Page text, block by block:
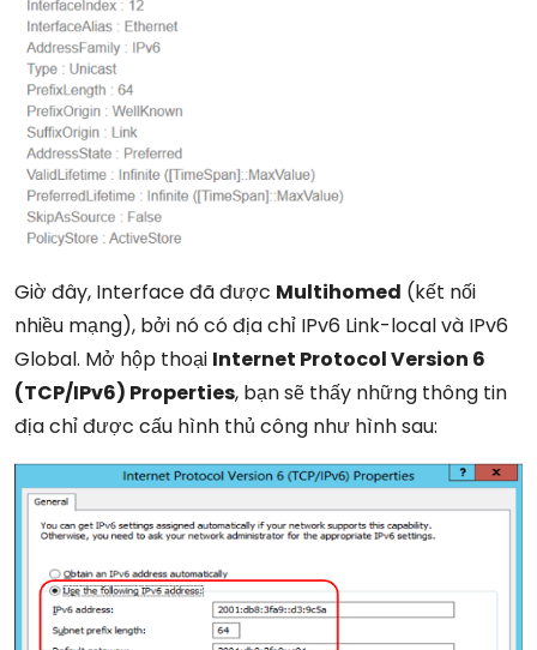
Giờ đây, Interface đã được Multihomed (kết nối
nhiều mạng), bởi nó có địa chỉ IPv6 Link-local và IPv6
Global. Mở hộp thoại Internet Protocol Version 6
(TCP/IPv6) Properties, bạn sẽ thấy những thông tin
địa chỉ được cấu hình thủ công như hình sau: